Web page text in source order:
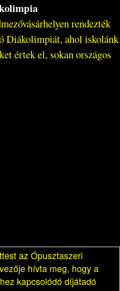
rendezték
Diákolimpiát, ahol iskolánk
értek el, sokan országos
az Ópusztaszeri
hívta meg, hogy a
kapcsolódó díjátadó